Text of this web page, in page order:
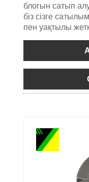
блогын сатып
біз сізге
пен уақтылы